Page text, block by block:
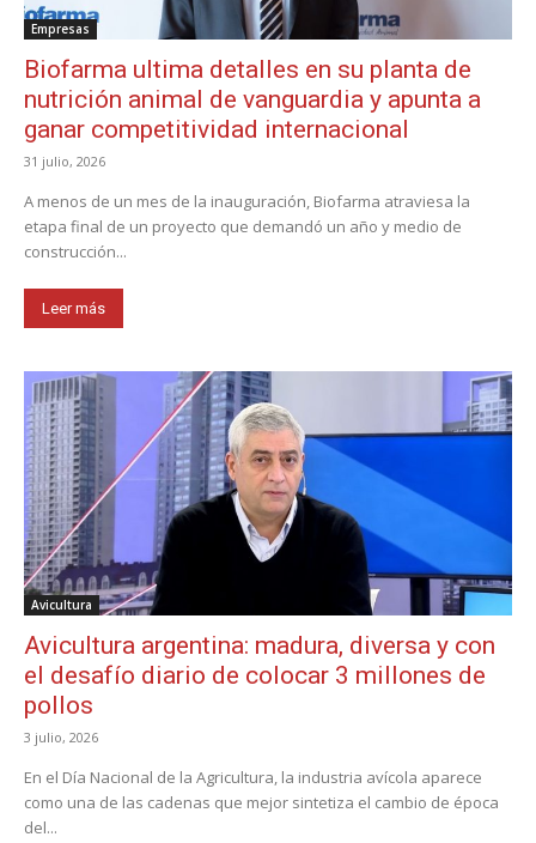
Empresas
Biofarma ultima detalles en su planta de
nutrición animal de vanguardia y apunta a
ganar competitividad internacional
31 julio, 2026
A menos de un mes de la inauguración, Biofarma atraviesa la
etapa final de un proyecto que demandó un año y medio de
construcción...
Leer más
Avicultura
Avicultura argentina: madura, diversa y con
el desafío diario de colocar 3 millones de
pollos
3 julio, 2026
En el Día Nacional de la Agricultura, la industria avícola aparece
como una de las cadenas que mejor sintetiza el cambio de época
del...